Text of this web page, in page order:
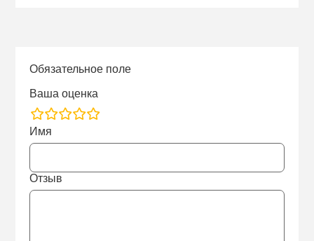
Обязательное поле
Ваша оценка
rating
fields
Имя
Отзыв